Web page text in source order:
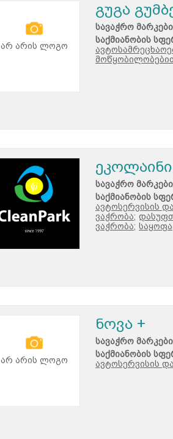
არ არის ლოგო
გუგა
სავაჭრო
საქმიანობის
ეკოლაინი
სავაჭრო
საქმიანობის
ავტოსერვისის
ვაჭრობა;
ვაჭრობა;
არ არის ლოგო
ნოვა +
სავაჭრო
საქმიანობის
ავტოსერვისის